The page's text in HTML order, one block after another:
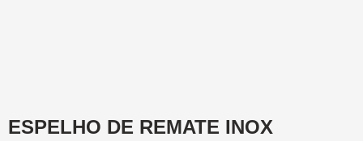
ESPELHO DE REMATE INOX